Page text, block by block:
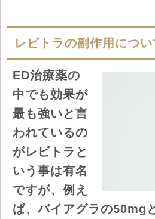
レビトラの副作用につい
ED治療薬の
中でも効果が
最も強いと言
われているの
がレビトラと
いう事は有名
ですが、例え
ば、バイアグラの50mg